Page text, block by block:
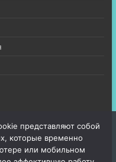
представляют собой
которые временно
или мобильном